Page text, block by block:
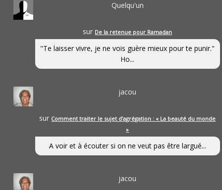
Quelqu'un
sur De la retenue pour Ramadan
"Te laisser vivre, je ne vois guère mieux pour te punir."
Ho...
jacou
sur Comment traiter le sujet d’agrégation : « La beauté du monde
»
A voir et à écouter si on ne veut pas être largué...
jacou